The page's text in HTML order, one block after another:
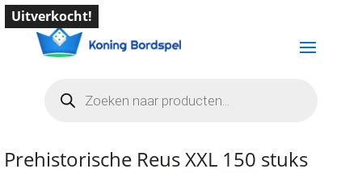
zoeken
Uitverkocht!
Prehistorische Reus XXL 150 stuks